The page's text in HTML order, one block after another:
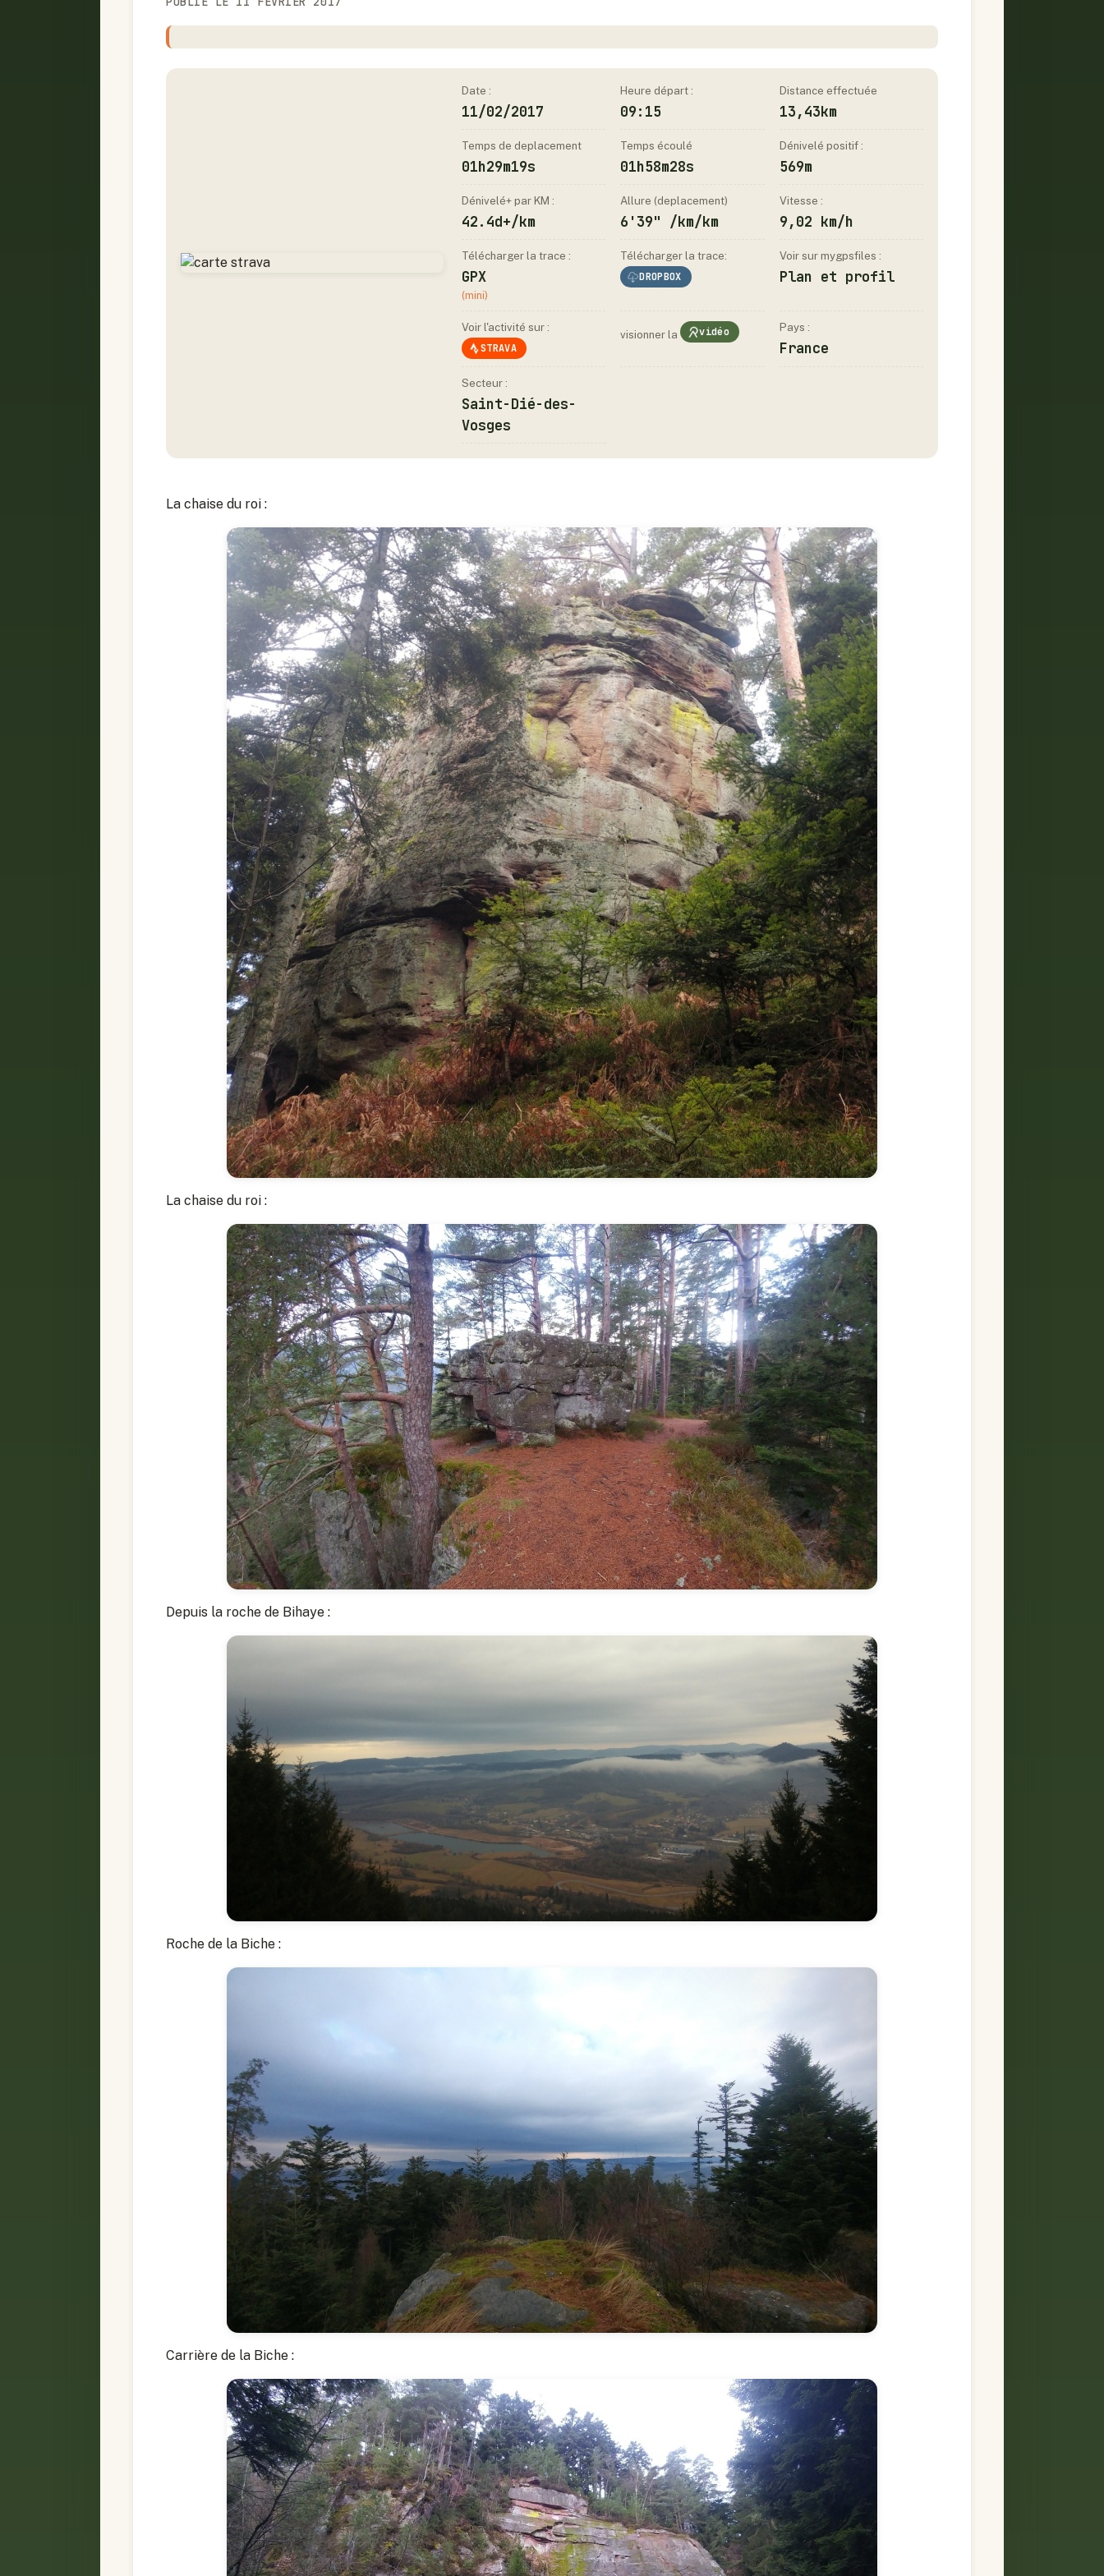
Date :
11/02/2017
Heure départ :
09:15
Distance effectuée
13,43km
Temps de deplacement
01h29m19s
Temps écoulé
01h58m28s
Dénivelé positif :
569m
Dénivelé+ par KM :
42.4d+/km
Allure (deplacement)
6'39" /km/km
Vitesse :
9,02 km/h
Télécharger la trace :
GPX
(mini)
Télécharger la trace:
DROPBOX
Voir sur mygpsfiles :
Plan et profil
Voir l'activité sur :
STRAVA
visionner la vidéo Pays :
France
Secteur :
Saint-Dié-des-
Vosges
La chaise du roi :
La chaise du roi :
Depuis la roche de Bihaye :
Roche de la Biche :
Carrière de la Biche :